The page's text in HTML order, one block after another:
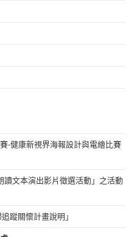
-健康新視界海報設計與電繪比賽
讀文本演出影片徵選活動」之活動
蹤關懷計畫說明」